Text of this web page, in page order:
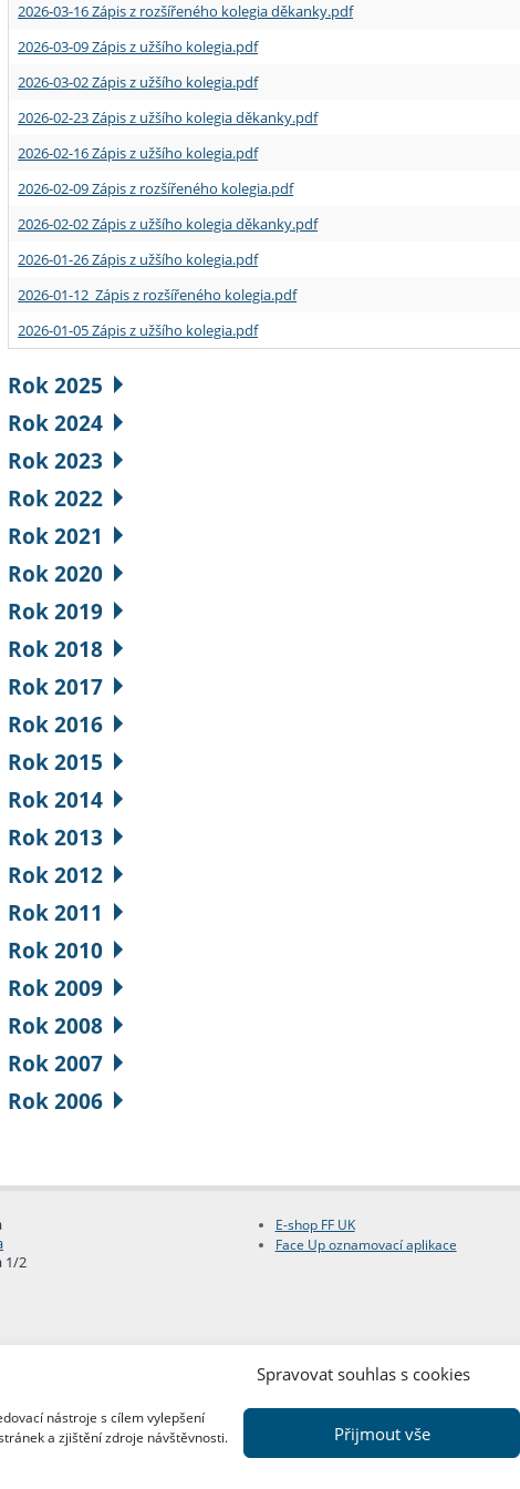
Spravovat souhlas s cookies
nástroje s cílem vylepšení
a zjištění zdroje návštěvnosti.
Přijmout vše
2026-03-16 Zápis z rozšířeného kolegia děkanky.pdf
2026-03-09 Zápis z užšího kolegia.pdf
2026-03-02 Zápis z užšího kolegia.pdf
2026-02-23 Zápis z užšího kolegia děkanky.pdf
2026-02-16 Zápis z užšího kolegia.pdf
2026-02-09 Zápis z rozšířeného kolegia.pdf
2026-02-02 Zápis z užšího kolegia děkanky.pdf
2026-01-26 Zápis z užšího kolegia.pdf
2026-01-12 Zápis z rozšířeného kolegia.pdf
2026-01-05 Zápis z užšího kolegia.pdf
Rok 2025
Rok 2024
Rok 2023
Rok 2022
Rok 2021
Rok 2020
Rok 2019
Rok 2018
Rok 2017
Rok 2016
Rok 2015
Rok 2014
Rok 2013
Rok 2012
Rok 2011
Rok 2010
Rok 2009
Rok 2008
Rok 2007
Rok 2006
1/2
E-shop FF UK
Face Up oznamovací aplikace